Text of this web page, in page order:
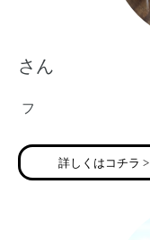
さん
フ
詳しくはコチラ >